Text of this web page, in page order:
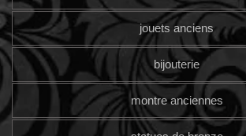
jouets anciens
bijouterie
montre anciennes